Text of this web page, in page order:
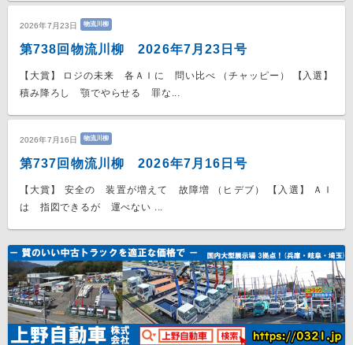
2026年7月23日 物流川柳
第738回物流川柳 2026年7月23日号
【大賞】 ロジの未来 各ＡＩに 問い比べ （チャッピー） 【入選】
積み降ろし 顎でやらせる 罪な...
2026年7月16日 物流川柳
第737回物流川柳 2026年7月16日号
【大賞】 安全の 装置が増えて 故障増 （ヒデブ） 【入選】 ＡＩ
は 指図できるが 運べない ...